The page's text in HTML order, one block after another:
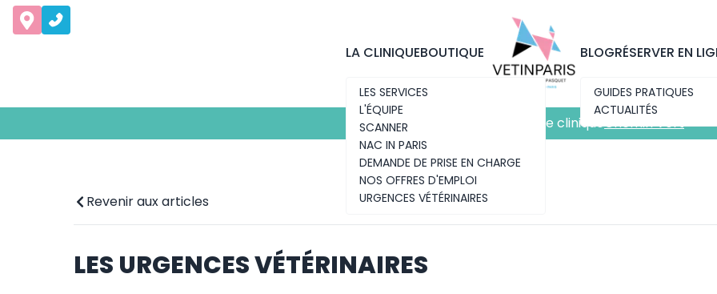
LA CLINIQUE
LES SERVICES
L'ÉQUIPE
SCANNER
NAC IN PARIS
DEMANDE DE PRISE EN CHARGE
NOS OFFRES D'EMPLOI
URGENCES VÉTÉRINAIRES
BOUTIQUE BLOG
GUIDES PRATIQUES
ACTUALITÉS
RÉSERVER EN
Découvrez notre nouvelle cliniqueChemin Vert
Découvrez notre nouvelle clinique
Revenir aux articles
LES URGENCES VÉTÉRINAIRES